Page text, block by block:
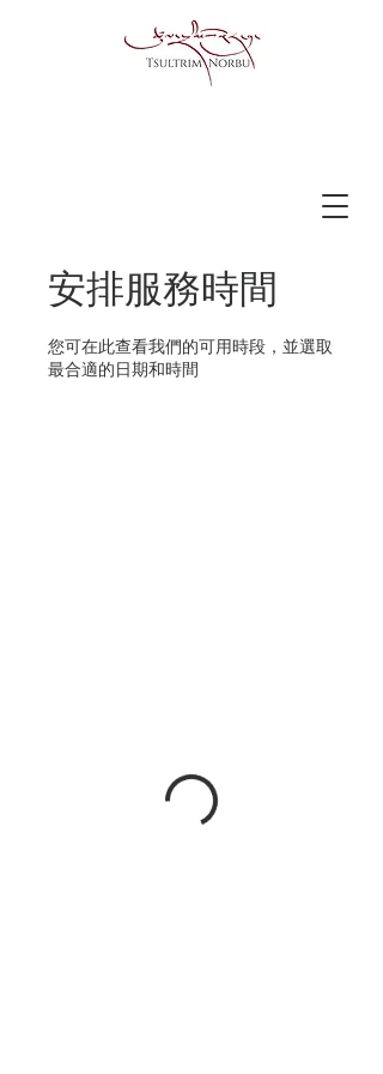
安排服務時間
您可在此查看我們的可用時段，並選取
最合適的日期和時間